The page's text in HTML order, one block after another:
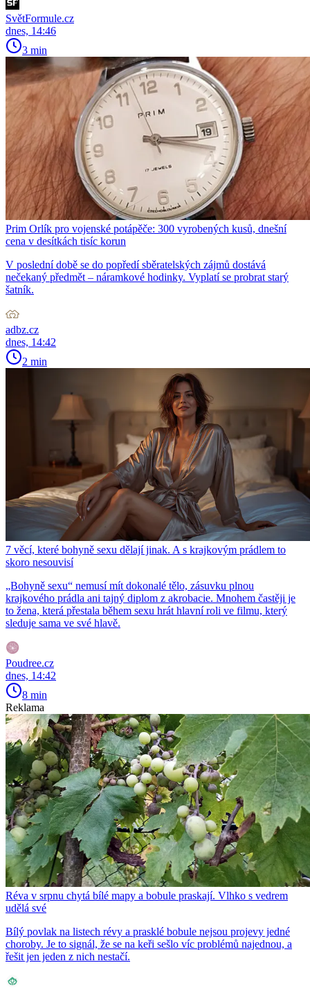
SvětFormule.cz
dnes, 14:46
3 min
Prim Orlík pro vojenské potápěče: 300 vyrobených kusů, dnešní
cena v desítkách tisíc korun
V poslední době se do popředí sběratelských zájmů dostává
nečekaný předmět – náramkové hodinky. Vyplatí se probrat starý
šatník.
adbz.cz
dnes, 14:42
2 min
7 věcí, které bohyně sexu dělají jinak. A s krajkovým prádlem to
skoro nesouvisí
„Bohyně sexu“ nemusí mít dokonalé tělo, zásuvku plnou
krajkového prádla ani tajný diplom z akrobacie. Mnohem častěji je
to žena, která přestala během sexu hrát hlavní roli ve filmu, který
sleduje sama ve své hlavě.
Poudree.cz
dnes, 14:42
8 min
Reklama
Réva v srpnu chytá bílé mapy a bobule praskají. Vlhko s vedrem
udělá své
Bílý povlak na listech révy a prasklé bobule nejsou projevy jedné
choroby. Je to signál, že se na keři sešlo víc problémů najednou, a
řešit jen jeden z nich nestačí.